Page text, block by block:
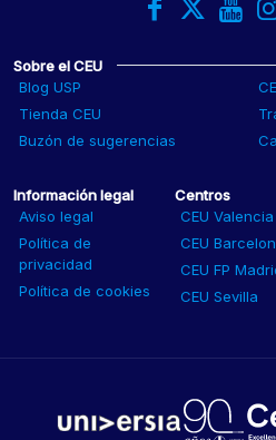
Sobre el CEU
Blog USP
Tienda CEU
Buzón de sugerencias
Información legal
Aviso legal
Política de
privacidad
Política de cookies
Centros
CEU Valencia
CEU
CEU FP
CEU Sevilla